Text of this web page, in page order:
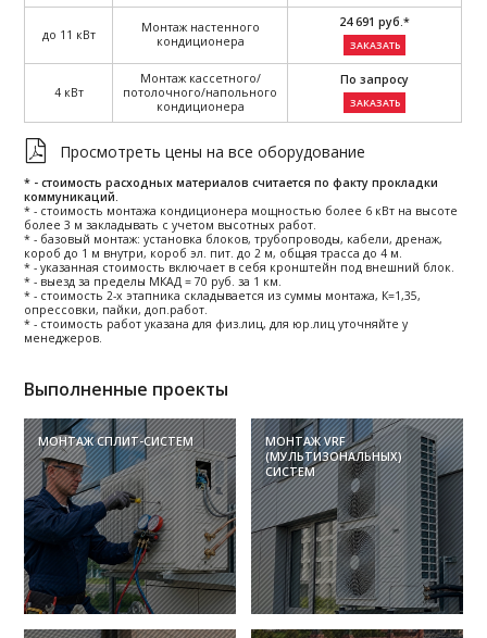
до 11 кВт
Монтаж настенного
кондиционера
24 691 руб.*
ЗАКАЗАТЬ
4 кВт
Монтаж кассетного/
потолочного/напольного
кондиционера
По запросу
ЗАКАЗАТЬ
Просмотреть цены на все оборудование
* - стоимость расходных материалов считается по факту прокладки
коммуникаций.
* - стоимость монтажа кондиционера мощностью более 6 кВт на высоте
более 3 м закладывать с учетом высотных работ.
* - базовый монтаж: установка блоков, трубопроводы, кабели, дренаж,
короб до 1 м внутри, короб эл. пит. до 2 м, общая трасса до 4 м.
* - указанная стоимость включает в себя кронштейн под внешний блок.
* - выезд за пределы МКАД = 70 руб. за 1 км.
* - стоимость 2-х этапника складывается из суммы монтажа, К=1,35,
опрессовки, пайки, доп.работ.
* - стоимость работ указана для физ.лиц, для юр.лиц уточняйте у
менеджеров.
Выполненные проекты
МОНТАЖ СПЛИТ-СИСТЕМ
МОНТАЖ VRF
(МУЛЬТИЗОНАЛЬНЫХ)
СИСТЕМ